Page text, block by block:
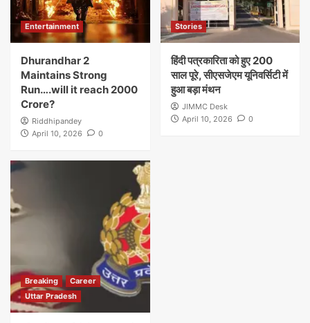
Entertainment
Dhurandhar 2
Maintains Strong
Run….will it reach 2000
Crore?
Riddhipandey
April 10, 2026
0
Stories
हिंदी पत्रकारिता को हुए 200
साल पूरे, सीएसजेएम यूनिवर्सिटी में
हुआ बड़ा मंथन
JIMMC Desk
April 10, 2026
0
Breaking
Career
Uttar Pradesh